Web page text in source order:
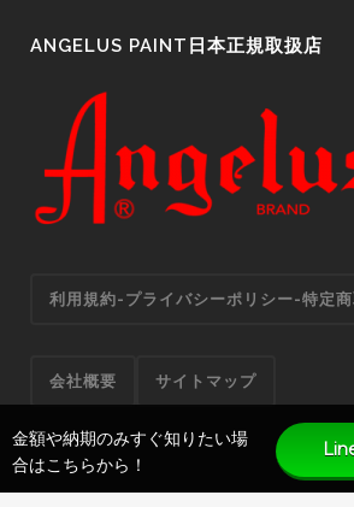
ANGELUS PAINT日本正規取扱店
利用規約-プライバシーポリシー-特定
会社概要 サイトマップ
金額や納期のみすぐ知りたい場
合はこちらから！